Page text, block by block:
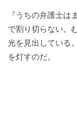
『うちの弁護士
で割り切らない。
光を見出している
を灯すのだ。